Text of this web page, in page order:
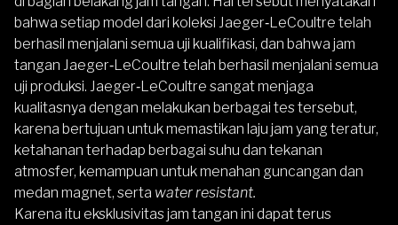
bahwa setiap model dari koleksi Jaeger‑LeCoultre telah
berhasil menjalani semua uji kualifikasi, dan bahwa jam
tangan Jaeger‑LeCoultre telah berhasil menjalani semua
uji produksi. Jaeger‑LeCoultre sangat menjaga
kualitasnya dengan melakukan berbagai tes tersebut,
karena bertujuan untuk memastikan laju jam yang teratur,
ketahanan terhadap berbagai suhu dan tekanan
atmosfer, kemampuan untuk menahan guncangan dan
medan magnet, serta water resistant.
Karena itu eksklusivitas jam tangan ini dapat terus